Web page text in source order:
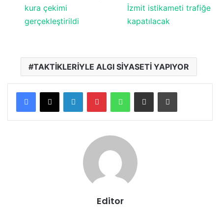
kura çekimi
gerçekleştirildi
İzmit istikameti trafiğe
kapatılacak
TAKTİKLERİYLE ALGI SİYASETİ YAPIYOR
Editor